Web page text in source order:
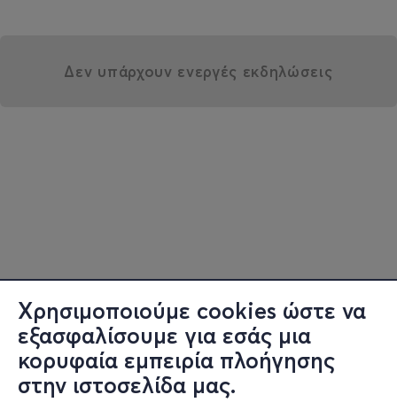
Χρησιμοποιούμε cookies ώστε να
εξασφαλίσουμε για εσάς μια
κορυφαία εμπειρία πλοήγησης
στην ιστοσελίδα μας.
Δεν υπάρχουν ενεργές εκδηλώσεις